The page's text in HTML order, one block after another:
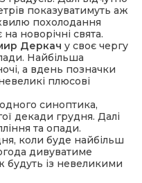
показуватимуть аж
похолодання
новорічні свята.
Деркач у своє чергу
Найбільша
а вдень позначки
плюсові
синоптика,
декади грудня. Далі
та опади.
коли буде найбільш
дивуватиме
будуть із невеликими